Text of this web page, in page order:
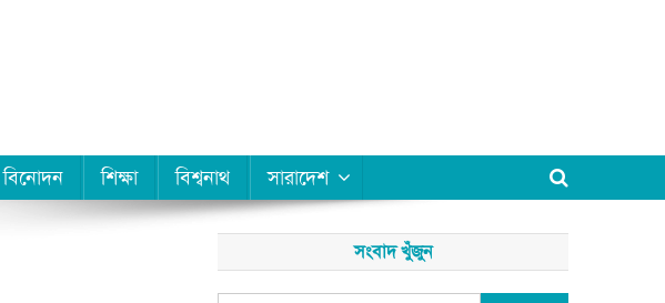
বিনোদন শিক্ষা বিশ্বনাথ সারাদেশ
সংবাদ খুঁজুন